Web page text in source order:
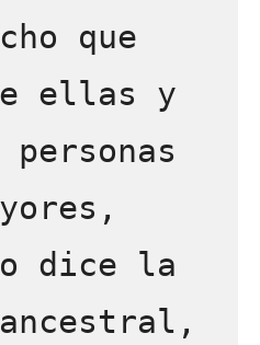
que
ellas y
dice la